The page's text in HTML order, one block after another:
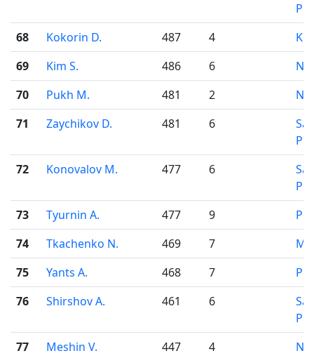
68
Kokorin D. 487 4
69
Kim S. 486 6
70
Pukh M. 481 2
71
Zaychikov D. 481 6
72
Konovalov M. 477 6
73
Tyurnin A. 477 9
74
Tkachenko N. 469 7
75
Yants A. 468 7
76
Shirshov A. 461 6
77
Meshin V. 447 4